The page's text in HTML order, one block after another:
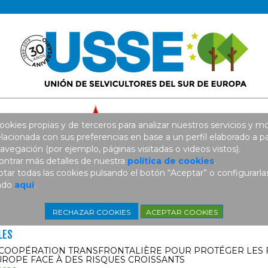
TRANSFRONTALIÈRE POUR PROTÉGER LES
FACE À DES RISQUES CROISSANTS
propias y de terceros para analizar nuestros servicios y
con sus preferencias en base a un perfil elaborado a
(por ejemplo, páginas visitadas o videos vistos).
más detalles de nuestra política de cookies.
todas las cookies pulsando el botón “Aceptar” o
aquí.
RECHAZAR COOKIES ACEPTAR COOKIES